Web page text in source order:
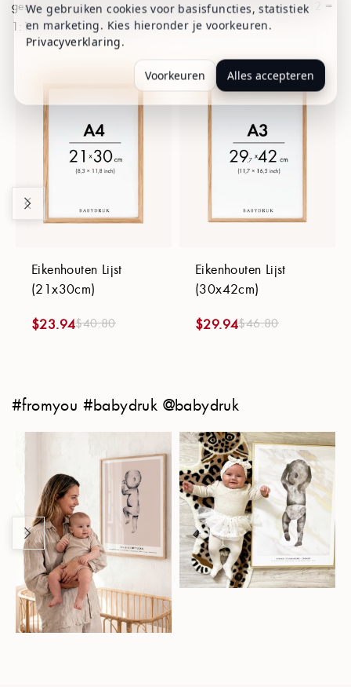
Achtergrond Toepassen
Fluweelzwart
geschaald op basis van de opgegeven lengte van je baby: B2 =
1:1, A3 = 1:2, A4 = 1:3.
Eikenhouten Lijst
(21x30cm)
$40.80
$23.94
Eikenhouten Lijst
(30x42cm)
$46.80
$29.94
#fromyou #babydruk @babydruk
We gebruiken cookies voor basisfuncties, statistiek
en marketing. Kies hieronder je voorkeuren.
Privacyverklaring.
Voorkeuren Alles accepteren